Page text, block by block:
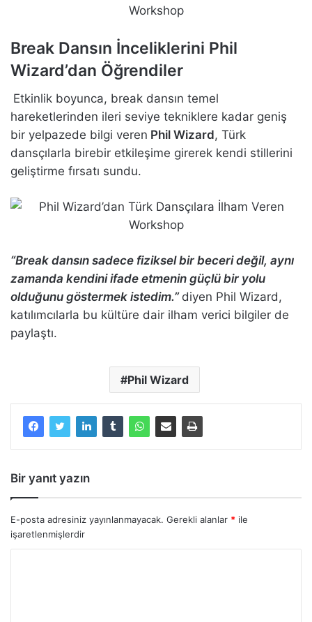
Break Dansın İnceliklerini Phil
Wizard’dan Öğrendiler
Etkinlik boyunca, break dansın temel
hareketlerinden ileri seviye tekniklere kadar geniş
bir yelpazede bilgi veren Phil Wizard, Türk
dansçılarla birebir etkileşime girerek kendi stillerini
geliştirme fırsatı sundu.
“Break dansın sadece fiziksel bir beceri değil, aynı
zamanda kendini ifade etmenin güçlü bir yolu
olduğunu göstermek istedim.” diyen Phil Wizard,
katılımcılarla bu kültüre dair ilham verici bilgiler de
paylaştı.
Phil Wizard
Bir yanıt yazın
E-posta adresiniz yayınlanmayacak. Gerekli alanlar * ile
işaretlenmişlerdir